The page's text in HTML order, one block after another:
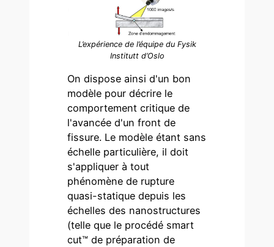
L’expérience de l’équipe du Fysik
Institutt d’Oslo
On dispose ainsi d'un bon
modèle pour décrire le
comportement critique de
l'avancée d'un front de
fissure. Le modèle étant sans
échelle particulière, il doit
s'appliquer à tout
phénomène de rupture
quasi-statique depuis les
échelles des nanostructures
(telle que le procédé smart
cut™ de préparation de